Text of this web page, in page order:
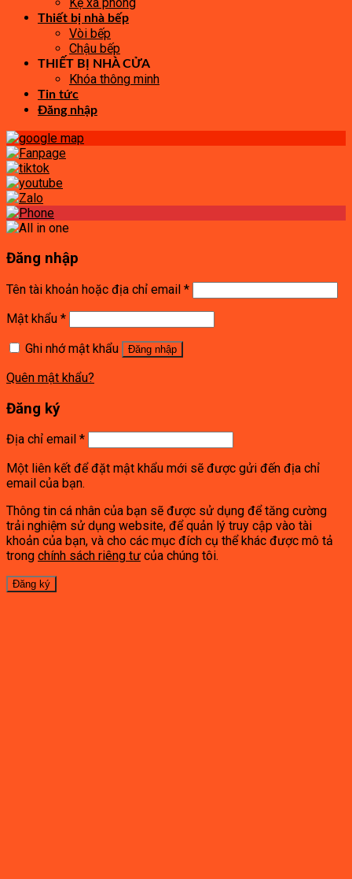
Thiết bị nhà bếp
Vòi bếp
Chậu bếp
THIẾT BỊ NHÀ CỬA
Khóa thông minh
Tin tức
Đăng nhập
Đăng nhập
Tên tài khoản hoặc địa chỉ email *
Mật khẩu *
Ghi nhớ mật khẩu
Đăng nhập
Quên mật khẩu?
Đăng ký
Địa chỉ email *
Một liên kết để đặt mật khẩu mới sẽ được gửi đến địa chỉ
email của bạn.
Thông tin cá nhân của bạn sẽ được sử dụng để tăng cường
trải nghiệm sử dụng website, để quản lý truy cập vào tài
khoản của bạn, và cho các mục đích cụ thể khác được mô tả
trong chính sách riêng tư của chúng tôi.
Đăng ký